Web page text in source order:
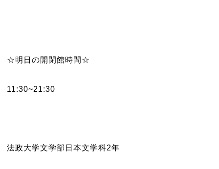
☆明日の開閉館時間☆
11:30~21:30
法政大学文学部日本文学科2年